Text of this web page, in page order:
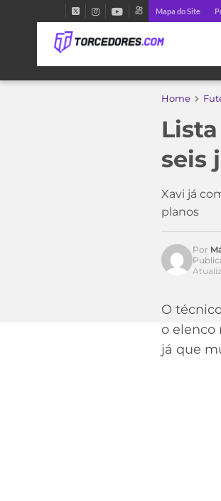
Mapa do Site
Home
seis
Xavi já
planos
Acesse o perfil do autor
Por
O
o elenco
já que